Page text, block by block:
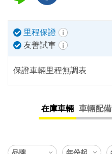
里程保證
友善試車
保證車輛里程無調表
在庫車輛 車輛配備